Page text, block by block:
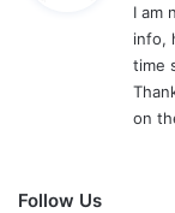
I am
info,
time
on
Follow Us